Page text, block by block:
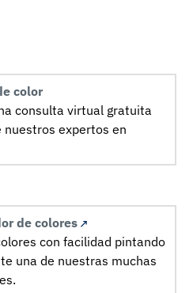
color
consulta virtual gratuita
nuestros expertos en
de colores
con facilidad pintando
una de nuestras muchas